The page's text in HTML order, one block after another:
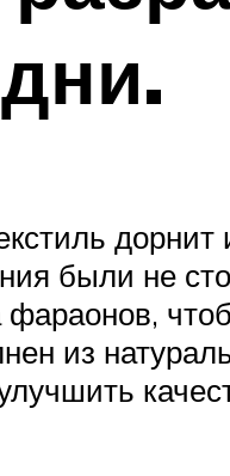
дорнит
были не
из